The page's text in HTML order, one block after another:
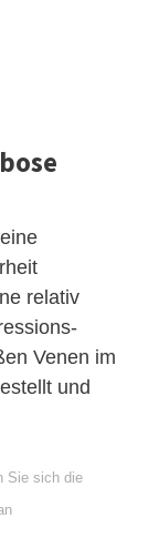
relativ
Venen im
und
Sie sich die